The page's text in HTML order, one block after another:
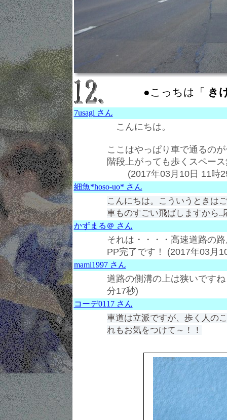
●こっちは「 き
7usagi さん
こんにちは。
ここはやっぱり車で通るの
階段上がっても歩くスペー
(2017年03月10日 11時
細魚*hoso-uo* さん
こんにちは。こういうときは
車ものすごい飛ばしますから..
かずまる＠ さん
それは・・・・高速道路の
PP完了です！ (2017年03月
mami1997 さん
道路の側溝の上は狭いです
分17秒)
コーデ0117 さん
車道は立派ですが、歩く人の
れもお気をつけて～！！